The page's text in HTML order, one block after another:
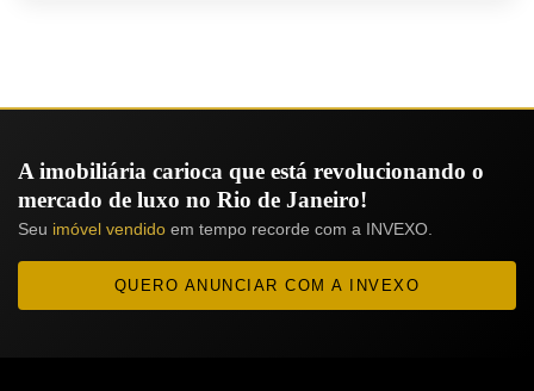
A imobiliária carioca que está revolucionando o
mercado de luxo no Rio de Janeiro!
Seu imóvel vendido em tempo recorde com a INVEXO.
QUERO ANUNCIAR COM A INVEXO